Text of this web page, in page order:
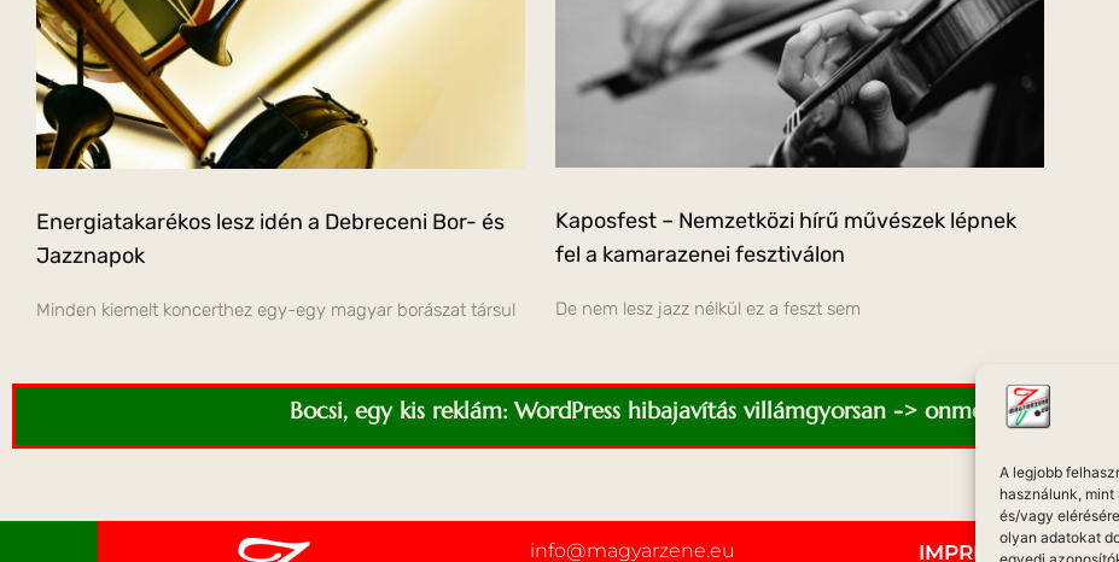
A legjobb
használunk,
és/vagy
olyan adatokat
Energiatakarékos lesz idén a Debreceni Bor- és
Jazznapok
Minden kiemelt koncerthez egy-egy magyar borászat társul
Kaposfest – Nemzetközi hírű művészek lépnek
fel a kamarazenei fesztiválon
De nem lesz jazz nélkül ez a feszt sem
Bocsi, egy kis reklám: WordPress hibajavítás villámgyorsan -> onmediaweb.eu
info@magyarzene.eu IMPRESSZUM